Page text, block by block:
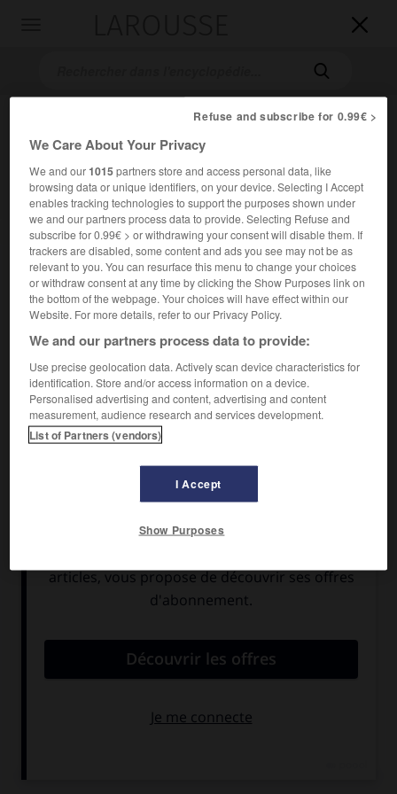


Accueil>Encyclopédie [litterature]>James Langston Hughes
James LangstonHughes
Cet article est extrait de l'ouvrage Larousse « Dictionnaire
mondial des littératures ».
Écrivain américain (Joplin, Missouri, 1902 – New York 1967).
Issu d'une famille noire assez aisée, il abandonna ses
études pour voyager en Afrique, en Europe, puis revint à
il mêle dans ses poèmes (Blues de la lassitude,
rythmes disloqués inspirés du jazz soulignent le sentiment
(Mulâtre,1936 ;le Fils prodigue,1964), ses romans (Non
sans rire, 1930) et ses récits (Coutumes de Blancs,
1934)
jouent constamment sur la dualité de l'apprentissage du
éducation formelle, tiraillé entre éducation abstraite et
expérience du réel. Avec Simple, figure récurrente dans les
1965), il trouve un personnage emblématique de
la condition et des revendications des Noirs américains.
Refuse and subscribe for 0.99€ >
We Care About Your Privacy
We and our1015partners store and access personal data, like
browsing data or unique identifiers, on your device. Selecting I Accept
enables tracking technologies to support the purposes shown under
we and our partners process data to provide. Selecting Refuse and
subscribe for 0.99€ > or withdrawing your consent will disable them. If
trackers are disabled, some content and ads you see may not be as
relevant to you. You can resurface this menu to change your choices
or withdraw consent at any time by clicking the Show Purposes link on
the bottom of the webpage. Your choices will have effect within our
Website. For more details, refer to our Privacy Policy.
We and our partners process data to provide:
Use precise geolocation data. Actively scan device characteristics for
identification. Store and/or access information on a device.
Personalised advertising and content, advertising and content
measurement, audience research and services development.
List of Partners (vendors)
I Accept
Show Purposes